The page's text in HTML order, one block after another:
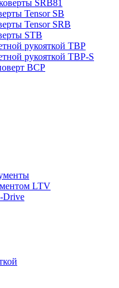
SRB81
Tensor SB
Tensor SRB
STB
рукояткой TBP
рукояткой TBP-S
BCP
LTV
Drive